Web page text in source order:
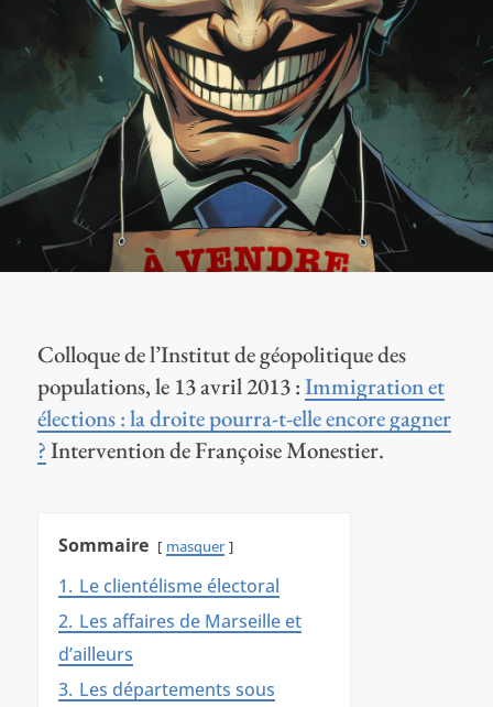
Colloque de l’Institut de géopolitique des
populations, le 13 avril 2013 :Immigration et
élections : la droite pourra-t-elle encore gagner
?Intervention de Françoise Monestier.
Sommaire masquer
1. Le clientélisme électoral
2. Les affaires de Marseille et
d’ailleurs
3. Les départements sous